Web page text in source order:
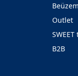
Outlet
B2B